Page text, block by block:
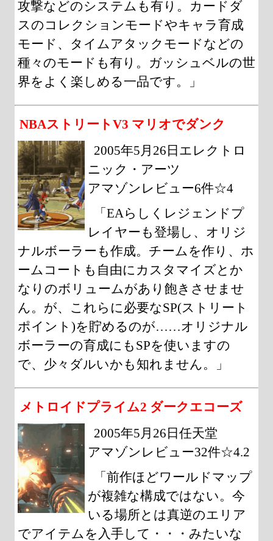
攻撃などのシステムも有り。カードダ
スのコレクションモードやキャラ育成
モード、タイムアタックモードなどの
種々のモードも有り。ガッシュベルの世
界をよく楽しめる一品です。」
NBAストリートV3 マリオでダンク
2005年5月26日エレクトロ
ニック・アーツ
アマゾンレビュー6件☆4
「EAらしくレジェンドプ
レイヤーも登場し、オリジ
ナルボーラーも作成。チームを作り、ホ
ームコートも自由にカスタマイズとか
なりのボリュームがあり飽きさせませ
ん。が、これらに必要なSP(ストリート
ポイント)を貯めるのが……オリジナル
ボーラーの育成にもSPを使いますの
で、少々ダルいかも知れません。」
メトロイドプライム2 ダークエコーズ
2005年5月26日任天堂
アマゾンレビュー32件☆4.2
「前作ほどワールドマップ
が複雑な構成ではない。今
いる場所とは真逆のエリア
でアイテムを入手して・・・みたいな